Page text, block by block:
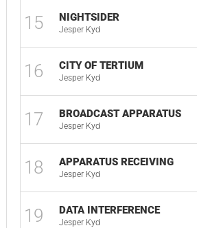
15 NIGHTSIDER
Jesper Kyd
16 CITY OF TERTIUM
Jesper Kyd
17 BROADCAST APPARATUS
Jesper Kyd
18 APPARATUS RECEIVING
Jesper Kyd
19 DATA INTERFERENCE
Jesper Kyd